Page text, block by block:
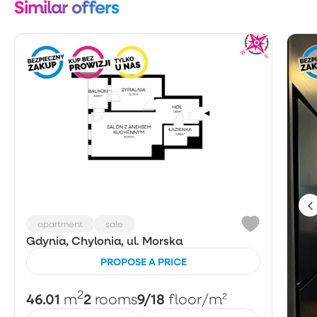
Similar offers
apartment sale
Gdynia, Chylonia, ul. Morska
PROPOSE A PRICE
46.01 m22 rooms9/18 floor/m²